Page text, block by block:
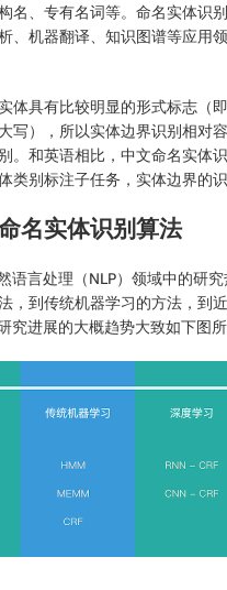
名、专有名词等。命名实体识
、机器翻译、知识图谱等应用
体具有比较明显的形式标志（
写），所以实体边界识别相对
。和英语相比，中文命名实体
类别标注子任务，实体边界的识
名实体识别算法
语言处理（NLP）领域中的研
，到传统机器学习的方法，到
究进展的大概趋势大致如下图所